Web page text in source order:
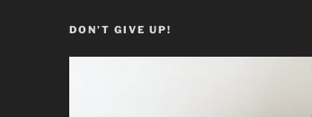
DON’T GIVE UP!